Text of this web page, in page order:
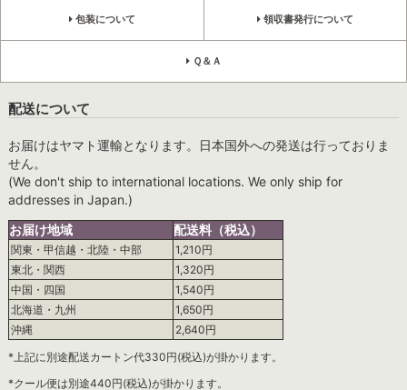
包装について 領収書発行について
Ｑ＆Ａ
配送について
お届けはヤマト運輸となります。日本国外への発送は行っておりま
せん。
(We don't ship to international locations. We only ship for
addresses in Japan.)
お届け地域
配送料（税込）
関東・甲信越・北陸・中部
1,210円
東北・関西
1,320円
中国・四国
1,540円
北海道・九州
1,650円
沖縄
2,640円
*上記に別途配送カートン代330円(税込)が掛かります。
*クール便は別途440円(税込)が掛かります。